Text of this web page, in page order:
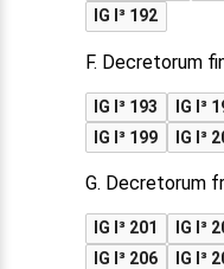
IG I³ 192
F. Decretorum
IG I³ 193 IG I³
IG I³ 199
IG I³
G. Decretorum
IG I³ 201 IG I³
IG I³ 206
IG I³